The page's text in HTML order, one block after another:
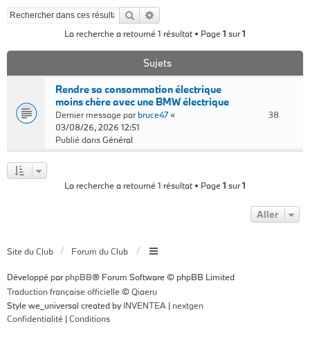
Rechercher
La recherche a retourné 1 résultat • Page1 sur1
Sujets
Rendre sa consommation électrique
moins chère avec une BMW électrique
Dernier message parbruce47«
03/08/26, 2026 12:51
Publié dansGénéral
38
La recherche a retourné 1 résultat • Page1 sur1
Aller
Site du Club Forum du Club
Développé parphpBB® Forum Software © phpBB Limited
Traduction française officielle ©Qiaeru
Style we_universal created byINVENTEA | nextgen
Confidentialité | Conditions